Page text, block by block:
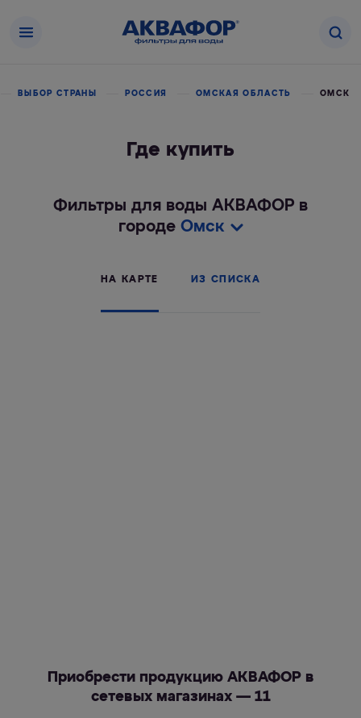
ВЫБОР СТРАНЫ РОССИЯ ОМСКАЯ ОБЛАСТЬ ОМСК
Где купить
Фильтры для воды АКВАФОР в
городе Омск
НА КАРТЕ ИЗ СПИСКА
Приобрести продукцию АКВАФОР в
сетевых магазинах — 11